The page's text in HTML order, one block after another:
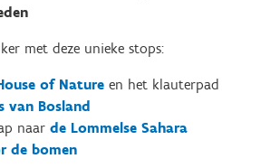
met deze unieke stops:
of Nature en het klauterpad
van Bosland
naar de Lommelse Sahara
de bomen